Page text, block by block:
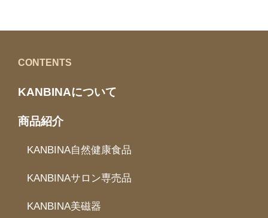
CONTENTS
KANBINAについて
商品紹介
KANBINA自然健康食品
KANBINAサロン専売品
KANBINA美磁器